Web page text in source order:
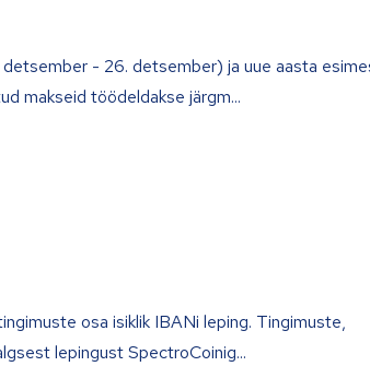
- 26. detsember) ja uue aasta
makseid töödeldakse järgm
osa isiklik IBANi leping. Tingimuste,
lepingust SpectroCoinig